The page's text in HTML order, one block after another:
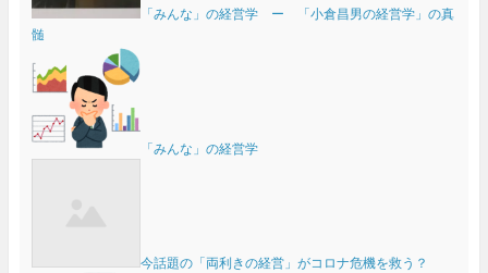
「みんな」の経営学 ー 「小倉昌男の経営学」の真
髄
「みんな」の経営学
今話題の「両利きの経営」がコロナ危機を救う？